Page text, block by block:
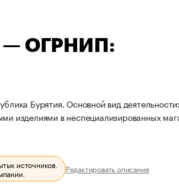
— ОГРНИП:
Бурятия. Основной вид
изделиями в неспециализированных
источников.
Редактировать описание